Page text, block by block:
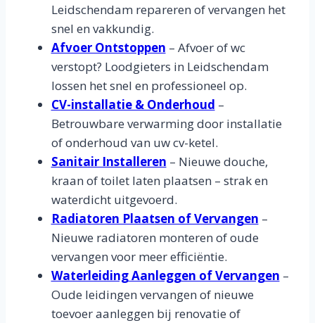
Leidschendam repareren of vervangen het
snel en vakkundig.
Afvoer Ontstoppen – Afvoer of wc
verstopt? Loodgieters in Leidschendam
lossen het snel en professioneel op.
CV-installatie & Onderhoud –
Betrouwbare verwarming door installatie
of onderhoud van uw cv-ketel.
Sanitair Installeren – Nieuwe douche,
kraan of toilet laten plaatsen – strak en
waterdicht uitgevoerd.
Radiatoren Plaatsen of Vervangen –
Nieuwe radiatoren monteren of oude
vervangen voor meer efficiëntie.
Waterleiding Aanleggen of Vervangen –
Oude leidingen vervangen of nieuwe
toevoer aanleggen bij renovatie of